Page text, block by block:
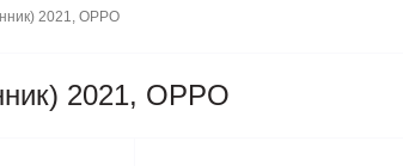
2021, OPPO
2021, OPPO